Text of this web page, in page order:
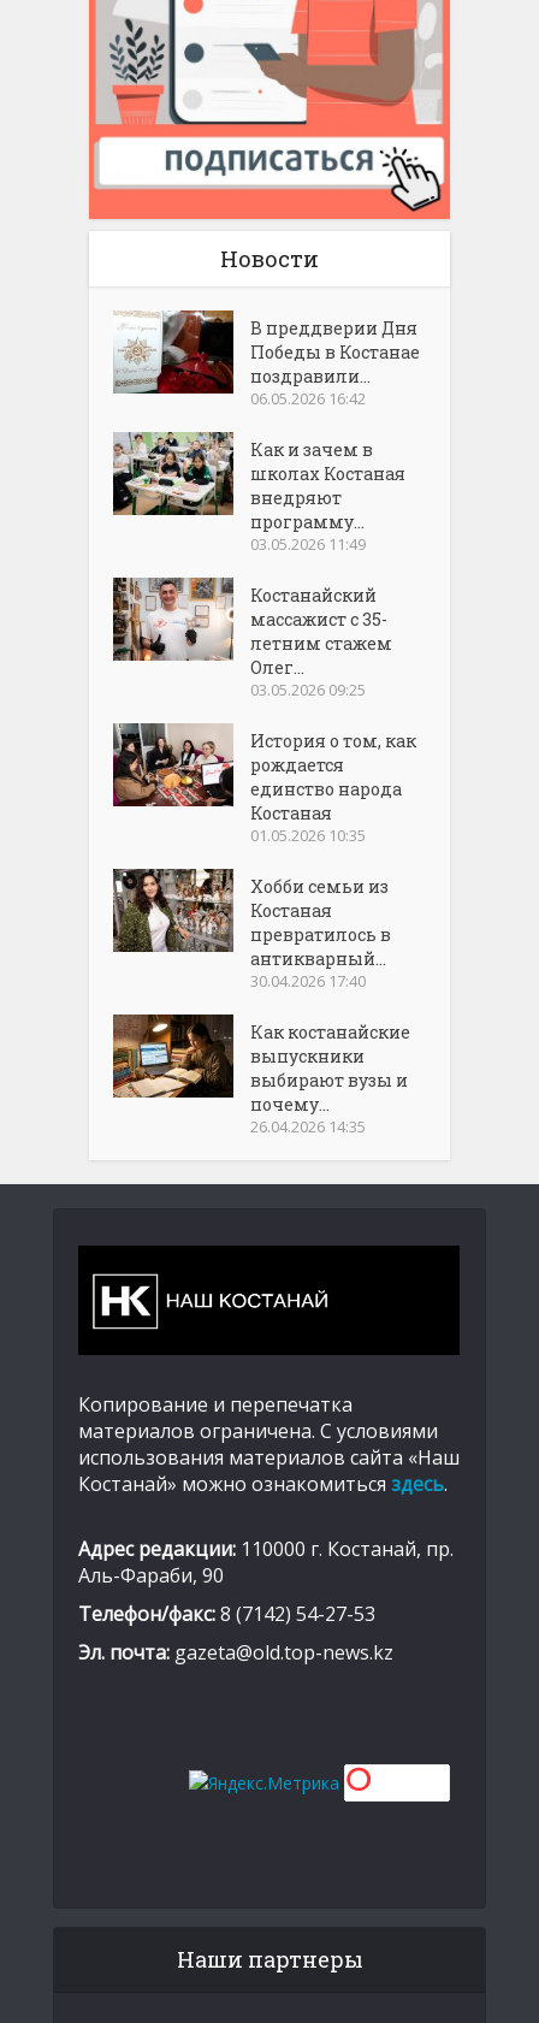
Новости
В преддверии Дня
Победы в Костанае
поздравили...
06.05.2026 16:42
Как и зачем в
школах Костаная
внедряют
программу...
03.05.2026 11:49
Костанайский
массажист с 35-
летним стажем
Олег...
03.05.2026 09:25
История о том, как
рождается
единство народа
Костаная
01.05.2026 10:35
Хобби семьи из
Костаная
превратилось в
антикварный...
30.04.2026 17:40
Как костанайские
выпускники
выбирают вузы и
почему...
26.04.2026 14:35
Копирование и перепечатка
материалов ограничена. С условиями
использования материалов сайта «Наш
Костанай» можно ознакомиться здесь.
Адрес редакции: 110000 г. Костанай, пр.
Аль-Фараби, 90
Телефон/факс:8 (7142) 54-27-53
Эл. почта: gazeta@old.top-news.kz
Наши партнеры